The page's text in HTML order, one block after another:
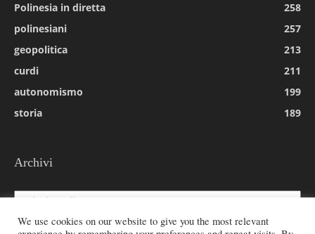
Polinesia in diretta
258
polinesiani
257
geopolitica
213
curdi
211
autonomismo
199
storia
189
Archivi
Archivi
We use cookies on our website to give you the most relevant